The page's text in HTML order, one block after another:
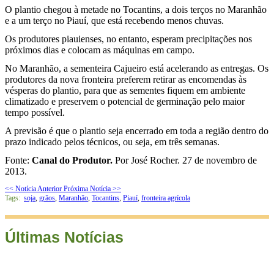
O plantio chegou à metade no Tocantins, a dois terços no Maranhão
e a um terço no Piauí, que está recebendo menos chuvas.
Os produtores piauienses, no entanto, esperam precipitações nos
próximos dias e colocam as máquinas em campo.
No Maranhão, a sementeira Cajueiro está acelerando as entregas. Os
produtores da nova fronteira preferem retirar as encomendas às
vésperas do plantio, para que as sementes fiquem em ambiente
climatizado e preservem o potencial de germinação pelo maior
tempo possível.
A previsão é que o plantio seja encerrado em toda a região dentro do
prazo indicado pelos técnicos, ou seja, em três semanas.
Fonte: Canal do Produtor. Por José Rocher. 27 de novembro de
2013.
<< Notícia Anterior Próxima Notícia >>
Tags: soja, grãos, Maranhão, Tocantins, Piauí, fronteira agrícola
Últimas Notícias